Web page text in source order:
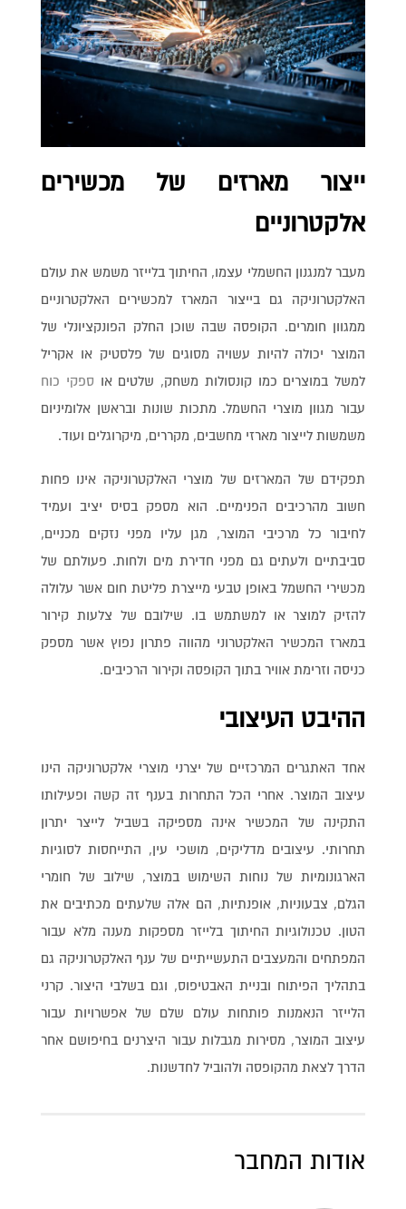
ייצור מארזים של מכשירים
אלקטרוניים
מעבר למנגנון החשמלי עצמו, החיתוך בלייזר משמש את עולם
האלקטרוניקה גם בייצור המארז למכשירים האלקטרוניים
ממגוון חומרים. הקופסה שבה שוכן החלק הפונקציונלי של
המוצר יכולה להיות עשויה מסוגים של פלסטיק או אקריל
למשל במוצרים כמו קונסולות משחק, שלטים או ספקי כוח
עבור מגוון מוצרי החשמל. מתכות שונות ובראשן אלומיניום
משמשות לייצור מארזי מחשבים, מקררים, מיקרוגלים ועוד.
תפקידם של המארזים של מוצרי האלקטרוניקה אינו פחות
חשוב מהרכיבים הפנימיים. הוא מספק בסיס יציב ועמיד
לחיבור כל מרכיבי המוצר, מגן עליו מפני נזקים מכניים,
סביבתיים ולעתים גם מפני חדירת מים ולחות. פעולתם של
מכשירי החשמל באופן טבעי מייצרת פליטת חום אשר עלולה
להזיק למוצר או למשתמש בו. שילובם של צלעות קירור
במארז המכשיר האלקטרוני מהווה פתרון נפוץ אשר מספק
כניסה וזרימת אוויר בתוך הקופסה וקירור הרכיבים.
ההיבט העיצובי
אחד האתגרים המרכזיים של יצרני מוצרי אלקטרוניקה הינו
עיצוב המוצר. אחרי הכל התחרות בענף זה קשה ופעילותו
התקינה של המכשיר אינה מספיקה בשביל לייצר יתרון
תחרותי. עיצובים מדליקים, מושכי עין, התייחסות לסוגיות
הארגונומיות של נוחות השימוש במוצר, שילוב של חומרי
הגלם, צבעוניות, אופנתיות, הם אלה שלעתים מכתיבים את
הטון. טכנולוגיות החיתוך בלייזר מספקות מענה מלא עבור
המפתחים והמעצבים התעשייתיים של ענף האלקטרוניקה גם
בתהליך הפיתוח ובניית האבטיפוס, וגם בשלבי היצור. קרני
הלייזר הנאמנות פותחות עולם שלם של אפשרויות עבור
עיצוב המוצר, מסירות מגבלות עבור היצרנים בחיפושם אחר
הדרך לצאת מהקופסה ולהוביל לחדשנות.
אודות המחבר